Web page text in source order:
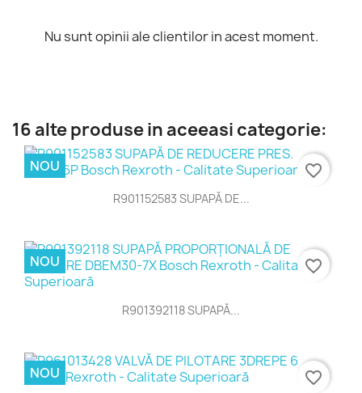
Nu sunt opinii ale clientilor in acest moment.
16 alte produse in aceeasi categorie:
R901152583 SUPAPĂ DE...
NOU favorite_border
R901392118 SUPAPĂ...
NOU favorite_border
NOU favorite_border